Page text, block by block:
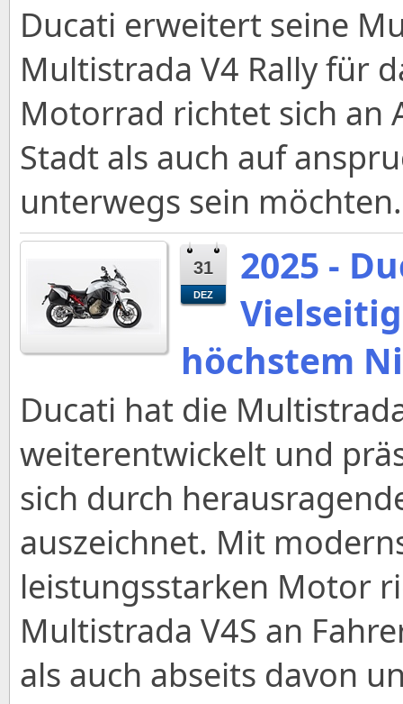
Ducati erweitert seine
Multistrada V4 Rally für
Motorrad richtet sich an
Stadt als auch auf
unterwegs sein möchten.
31
DEZ
2025 -
höchstem
Ducati hat die
weiterentwickelt und
sich durch
auszeichnet. Mit
leistungsstarken Motor
Multistrada V4S an
als auch abseits davon